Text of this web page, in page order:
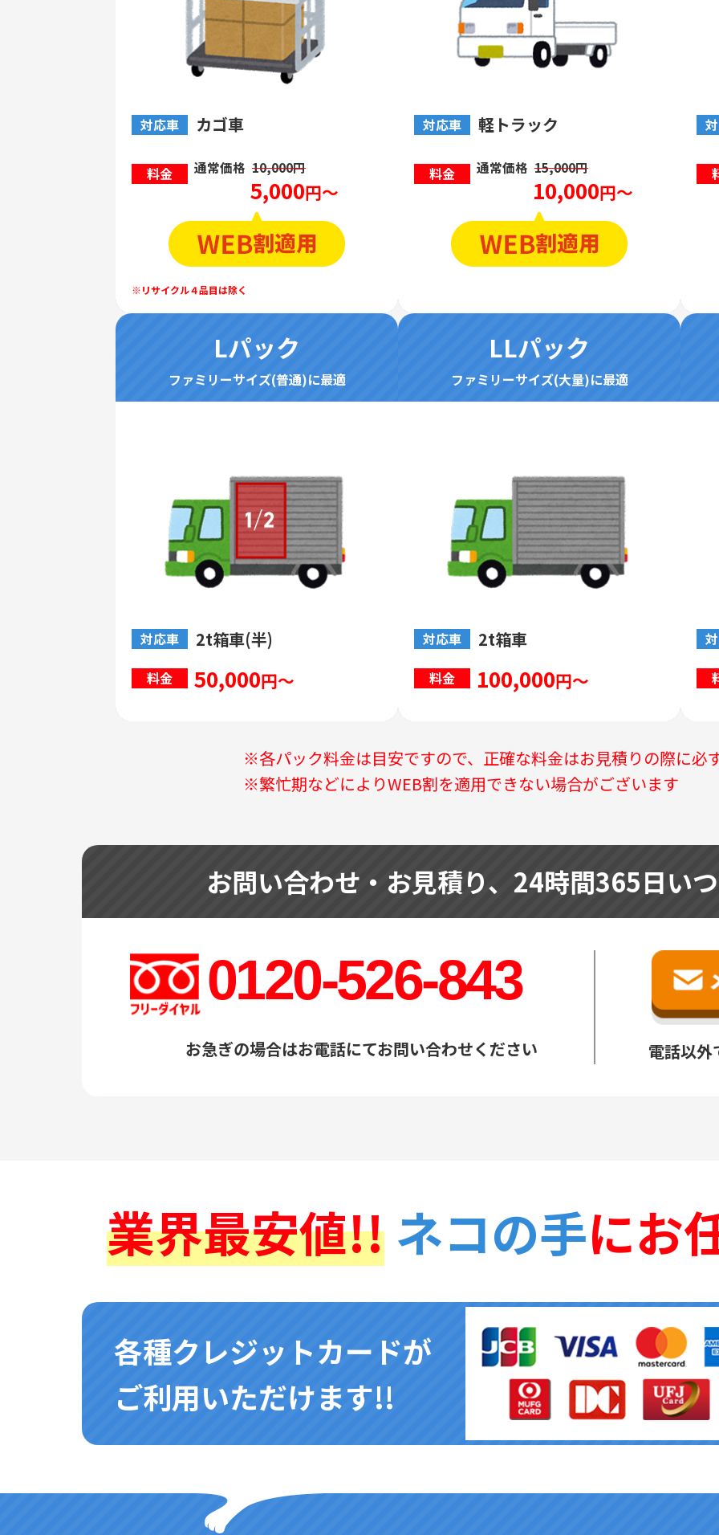
対応車 カゴ車
料金 通常価格 10,000円
5,000円～
対応車 軽トラック
料金 通常価格 15,000円
10,000円～
Lパック
ファミリーサイズ(普通)に最適
対応車 2t箱車(半)
料金 50,000円～
LLパック
ファミリーサイズ(大量)に最適
対応車 2t箱車
料金 100,000円～
※各パック料金は目安ですので、正確な料金はお見積りの際に必
※繁忙期などによりWEB割を適用できない場合がございます
お問い合わせ・お見積り、 24時間365日い
0120-526-843
お急ぎの場合はお電話にてお問い合わせください 電話以
業界最安値!! ネコの手にお
各種クレジットカードが
ご利用いただけます!!